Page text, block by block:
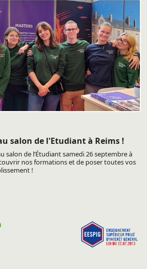
salon de l'Etudiant à Reims !
salon de l’Étudiant samedi 26 septembre à
nos formations et de poser toutes vos
!